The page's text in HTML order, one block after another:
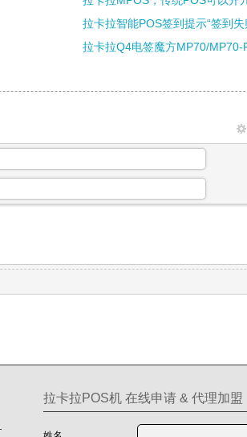
拉卡拉智能POS签到提示“签到
拉卡拉Q4电签魔方MP70/MP70-
拉卡拉POS机 在线申请 & 代理加盟